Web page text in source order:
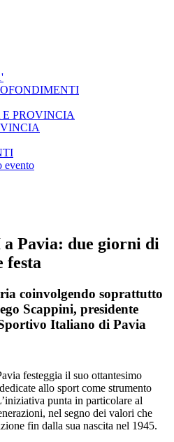
PROVINCIA
evento
Pavia: due giorni di
festa
coinvolgendo soprattutto
Scappini, presidente
Italiano di Pavia
festeggia il suo ottantesimo
allo sport come strumento
punta in particolare al
nel segno dei valori che
fin dalla sua nascita nel 1945.